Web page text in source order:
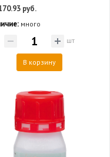
руб.
много
шт
В корзину